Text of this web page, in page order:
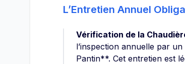
L’Entretien Annuel
Vérification de la
l’inspection annuelle par
Pantin**. Cet entretien est